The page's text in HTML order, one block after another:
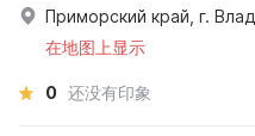
Приморский край, г.
在地图上显示
0 还没有印象